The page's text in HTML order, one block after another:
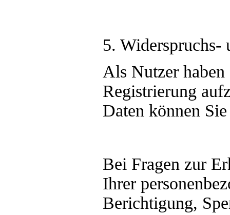
5. Widerspruchs-
Als Nutzer
Registrierung
Daten können
Bei Fragen zur
Ihrer
Berichtigung,